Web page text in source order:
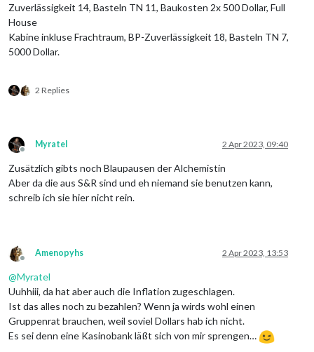
Zuverlässigkeit 14, Basteln TN 11, Baukosten 2x 500 Dollar, Full
House
Kabine inkluse Frachtraum, BP-Zuverlässigkeit 18, Basteln TN 7,
5000 Dollar.
2 Replies
Offline
Myratel 2 Apr 2023, 09:40
Zusätzlich gibts noch Blaupausen der Alchemistin
Aber da die aus S&R sind und eh niemand sie benutzen kann,
schreib ich sie hier nicht rein.
Offline
Amenopyhs 2 Apr 2023, 13:53
@Myratel
Uuhhiii, da hat aber auch die Inflation zugeschlagen.
Ist das alles noch zu bezahlen? Wenn ja wirds wohl einen
Gruppenrat brauchen, weil soviel Dollars hab ich nicht.
Es sei denn eine Kasinobank läßt sich von mir sprengen…